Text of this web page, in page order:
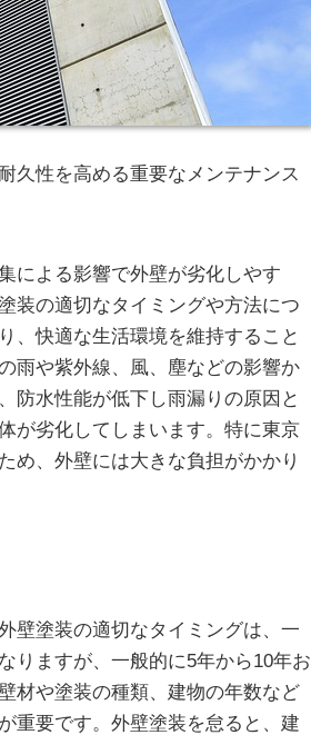
久性を高める重要なメンテナンス
による影響で外壁が劣化しやす
装の適切なタイミングや方法につ
、快適な生活環境を維持すること
雨や紫外線、風、塵などの影響か
防水性能が低下し雨漏りの原因と
が劣化してしまいます。特に東京
め、外壁には大きな負担がかかり
壁塗装の適切なタイミングは、一
りますが、一般的に5年から10年お
材や塗装の種類、建物の年数など
重要です。外壁塗装を怠ると、建